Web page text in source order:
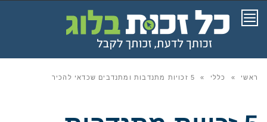
תפריט
ראשי » כללי » 5 זכויות מתנדבות ומתנדבים שכדאי להכיר